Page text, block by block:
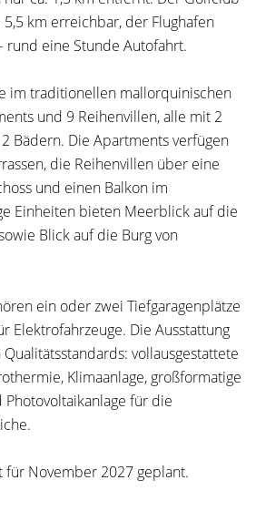
km erreichbar, der Flughafen
rund eine Stunde Autofahrt.
im traditionellen mallorquinischen
und 9 Reihenvillen, alle mit 2
Bädern. Die Apartments verfügen
die Reihenvillen über eine
und einen Balkon im
Einheiten bieten Meerblick auf die
Blick auf die Burg von
ein oder zwei Tiefgaragenplätze
Elektrofahrzeuge. Die Ausstattung
vollausgestattete
Klimaanlage, großformatige
Photovoltaikanlage für die
für November 2027 geplant.